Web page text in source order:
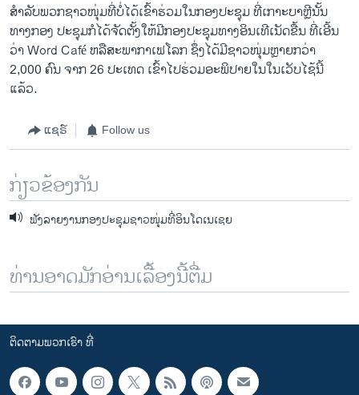
ສໍາລັບພວກຊາວໜຸ່ມທີ່ບໍ່ໄດ້ເຂົ້າຮ່ວມໃນກອງປະຊຸມ ທີ່ເກາະບາຫຼີນັ້ນ
ທາງກອງ ປະຊຸມກໍໄດ້ຈັດຕັ້ງໃຫ້ມີກອງປະຊຸມທາງອິນເທີເນັດຂື້ນ ທີ່ເອີ້ນ
ວ່າ Word Café ຫລື​ສະພາກາ​ເຟ​ໂລກ ຊຶ່ງ​ໄດ້ມີຊາວໜຸ່ມຫຼາຍກວ່າ
2,000 ຄົນ ຈາກ 26 ປະເທດ ເຂົ້າ​ໄປຮ່ວມອະພິປາຍ​ໃນໃນເວັບໄຊ້ນີ້
ແລ້ວ.
ແຊຣ໌ Follow us
ກ່ຽວຂ້ອງກັນ
ຟັງລາຍງານກອງປະຊຸມຊາວໜຸ່ມທີ່ອິນໂດເນເຊຍ
ທ່ານອາດມັກອ່ານເລື້ອງນີ້ຕື່ມ
ຕິດຕາມພວກເຮົາ ທີ່